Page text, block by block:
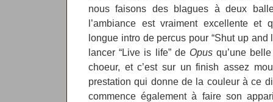
nous faisons des blagues à deux
l’ambiance est vraiment excellente et
longue intro de percus pour “Shut up and
lancer “Live is life” de Opusqu’une
choeur, et c’est sur un finish assez
prestation qui donne de la couleur à ce
commence également à faire son